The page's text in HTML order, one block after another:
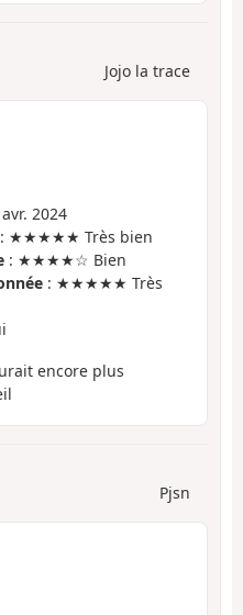
Jojo la trace
2024
: ★★★★★ Très bien
: ★★★★☆ Bien
: ★★★★★ Très
encore plus
Pjsn